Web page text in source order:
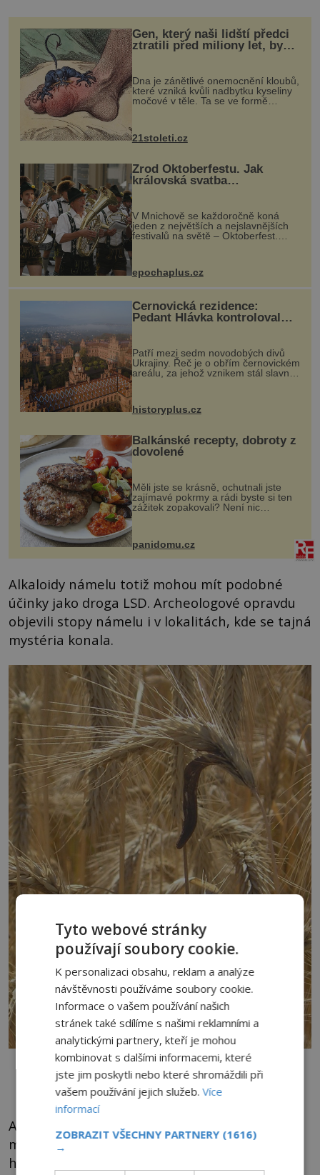
Gen, který naši lidští předci
ztratili před miliony let, by
mohl pomoci s léčbou
„nemoci králů“
Dna je zánětlivé onemocnění kloubů,
které vzniká kvůli nadbytku kyseliny
močové v těle. Ta se ve formě
nohou, a způsobuje bole...
21stoleti.cz
Zrod Oktoberfestu. Jak
královská svatba
odstartovala největší pivní
festival světa
V Mnichově se každoročně koná
jeden z největších a nejslavnějších
festivalů na světě – Oktoberfest.
návštěvníků, kteří si vychutnávají
kultur...
epochaplus.cz
Černovická rezidence:
Pedant Hlávka kontroloval
Patří mezi sedm novodobých divů
Ukrajiny. Řeč je o obřím černovickém
areálu, za jehož vznikem stál slavný
český architekt Josef Hlávka. Ten si
na něm dal mimořádně záležet. Jeho
stavební plány by při ...
historyplus.cz
Balkánské recepty, dobroty z
dovolené
Měli jste se krásně, ochutnali jste
zajímavé pokrmy a rádi byste si ten
zážitek zopakovali? Není nic
snazšího. Pljeskavica (10 porcí)
Možná jste ji ochutnali na dovolené v
panidomu.cz
Alkaloidy námelu totiž mohou mít podobné
účinky jako droga LSD. Archeologové opravdu
objevili stopy námelu i v lokalitách, kde se tajná
mystéria konala.
Mohl být námel odpovědný za extatická vytržení účastníků tajných
starověkých náboženských obřadů? Zdroj foto: Dominique Jacquin,
Public domain, via Wikimedia Commons
Až vás někdo v pátek po náročnému týdnu,
místo pozvání na skleničku do oblíbené
hospůdky, bude lákat na přednášku o
Tyto webové stránky
používají soubory cookie.
K personalizaci obsahu, reklam a analýze
návštěvnosti používáme soubory cookie.
Informace o vašem používání našich
stránek také sdílíme s našimi reklamními a
analytickými partnery, kteří je mohou
kombinovat s dalšími informacemi, které
jste jim poskytli nebo které shromáždili při
vašem používání jejich služeb.Více
informací
ZOBRAZIT VŠECHNY PARTNERY (1616)
→